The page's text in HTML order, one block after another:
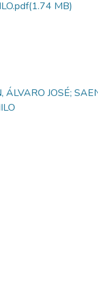
(1.74 MB)
ÁLVARO JOSÉ;